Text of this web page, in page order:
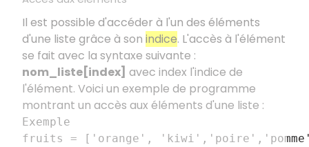
Il est possible d'accéder à l'un des éléments
d'une liste grâce à son indice. L'accès à l'élément
se fait avec la syntaxe suivante :
nom_liste[index] avec index l'indice de
l'élément. Voici un exemple de programme
montrant un accès aux éléments d'une liste :
Exemple
fruits = ['orange',